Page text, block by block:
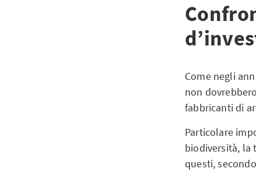
Come negli
non
fabbricanti di
Particolare
biodiversità, la
questi,